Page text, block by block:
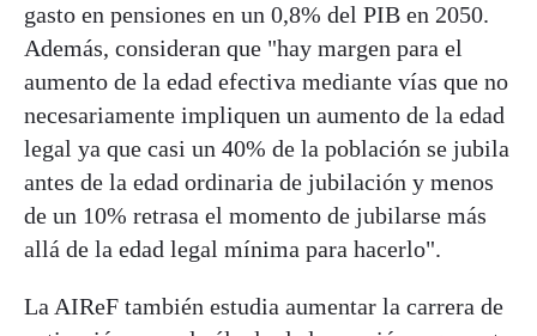
gasto en pensiones en un 0,8% del PIB en 2050.
Además, consideran que "hay margen para el
aumento de la edad efectiva mediante vías que no
necesariamente impliquen un aumento de la edad
legal ya que casi un 40% de la población se jubila
antes de la edad ordinaria de jubilación y menos
de un 10% retrasa el momento de jubilarse más
allá de la edad legal mínima para hacerlo".
La AIReF también estudia aumentar la carrera de